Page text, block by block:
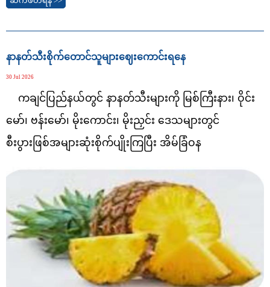
နာနတ်သီးစိုက်တောင်သူများဈေးကောင်းရနေ
30 Jul 2026
ကချင်ပြည်နယ်တွင် နာနတ်သီးများကို မြစ်ကြီးနား၊ ဝိုင်း
မော်၊ ဗန်းမော်၊ မိုးကောင်း၊ မိုးညှင်း ဒေသများတွင်
စီးပွားဖြစ်အများဆုံးစိုက်ပျိုးကြပြီး အိမ်ခြံဝန